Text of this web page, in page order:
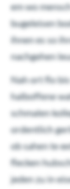
em wo
bugeleisen
ihnen es so
nachgehen
Nah ort flo
halboffene
schmalen
ordentlich
ob sahen te
flecken
jeden zu in